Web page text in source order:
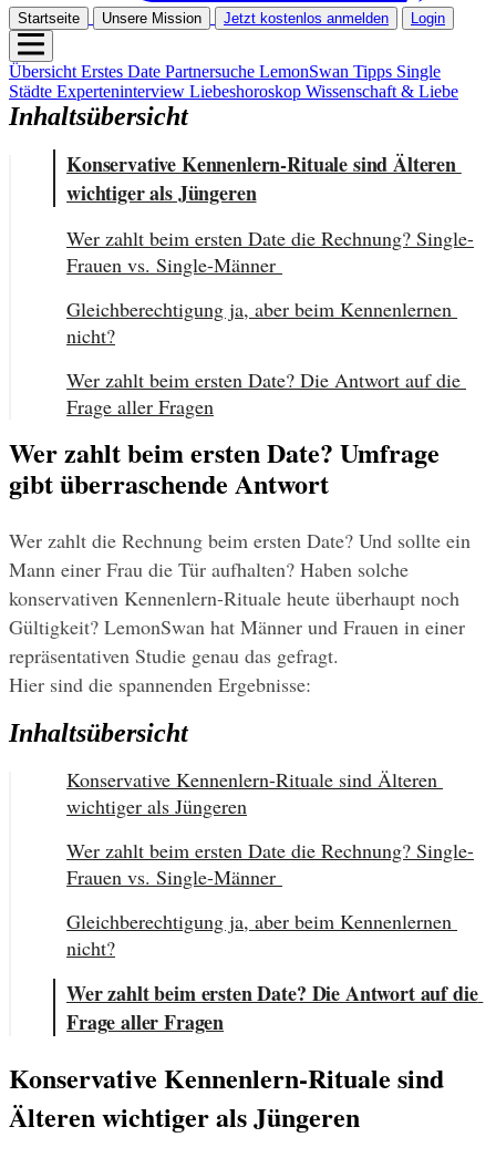
Startseite Unsere Mission Jetzt kostenlos anmelden Login
ÜbersichtErstes Date Partnersuche LemonSwan Tipps Single
Städte Experteninterview Liebeshoroskop Wissenschaft & Liebe
Inhaltsübersicht
Konservative Kennenlern-Rituale sind Älteren
wichtiger als Jüngeren
Wer zahlt beim ersten Date die Rechnung? Single-
Frauen vs. Single-Männer
Gleichberechtigung ja, aber beim Kennenlernen
nicht?
Wer zahlt beim ersten Date? Die Antwort auf die
Frage aller Fragen
Wer zahlt beim ersten Date? Umfrage
gibt überraschende Antwort
Wer zahlt die Rechnung beim ersten Date? Und sollte ein
Mann einer Frau die Tür aufhalten? Haben solche
konservativen Kennenlern-Rituale heute überhaupt noch
Gültigkeit? LemonSwan hat Männer und Frauen in einer
repräsentativen Studie genau das gefragt.
Hier sind die spannenden Ergebnisse:
Inhaltsübersicht
Konservative Kennenlern-Rituale sind Älteren
wichtiger als Jüngeren
Wer zahlt beim ersten Date die Rechnung? Single-
Frauen vs. Single-Männer
Gleichberechtigung ja, aber beim Kennenlernen
nicht?
Wer zahlt beim ersten Date? Die Antwort auf die
Frage aller Fragen
Konservative Kennenlern-Rituale sind
Älteren wichtiger als Jüngeren